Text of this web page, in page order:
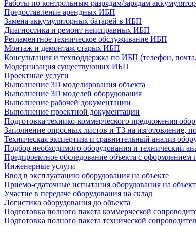
Работы по контрольным разрядам/зарядам
Предоставление арендных ИБП
Замена аккумуляторных батарей в ИБП
Диагностика и ремонт неисправных ИБП
Регламентное техническое обслуживание ИБП
Монтаж и демонтаж старых ИБП
Консультация и техподдержка по ИБП (телефон,
Модернизация существующих ИБП
Проектные услуги
Выполнение 3D моделирования объекта
Выполнение 3D моделей оборудования
Выполнение рабочей документации
Выполнение проектной документации
Подготовка технико-коммерческого предложения
Заполнение опросных листов и ТЗ на изготовление,
Техническая экспертиза и сравнительный анализ
Подбор необходимого оборудования и технический
Предпроектное обследование объекта с оформлением
Инженерные услуги
Ввод в эксплуатацию оборудования на объекте
Приемо-сдаточные испытания оборудования на
Участие в передаче оборудования на склад
Логистика оборудования до объекта
Подготовка полного пакета коммерческой
Подготовка полного пакета технической